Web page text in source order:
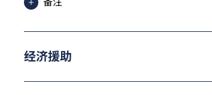
学费水平会每年检讨。
经济援助